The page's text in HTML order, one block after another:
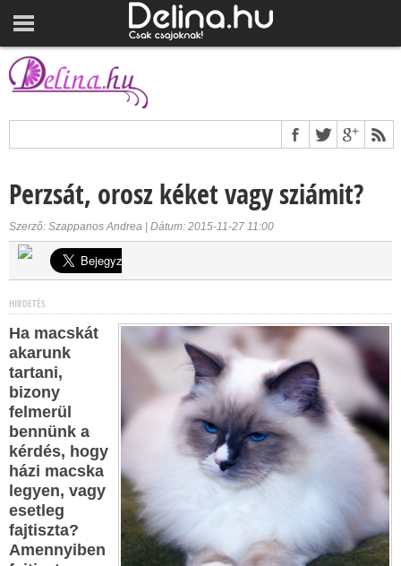
Perzsát, orosz kéket vagy sziámit?
Szerző: Szappanos Andrea | Dátum: 2015-11-27 11:00
HIRDETÉS
Ha macskát
akarunk
tartani,
bizony
felmerül
bennünk a
kérdés, hogy
házi macska
legyen, vagy
esetleg
fajtiszta?
Amennyiben